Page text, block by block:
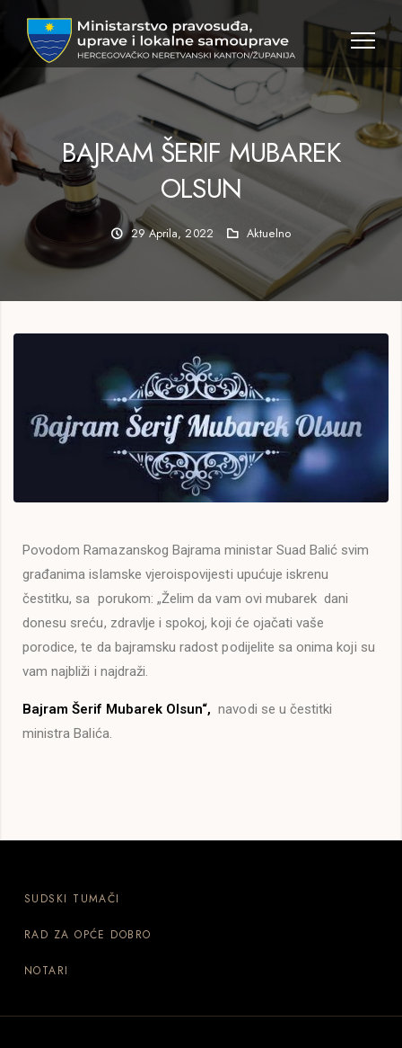
BAJRAM ŠERIF MUBAREK
OLSUN
29 Aprila, 2022 Aktuelno
Povodom Ramazanskog Bajrama ministar Suad Balić svim
građanima islamske vjeroispovijesti upućuje iskrenu
čestitku, sa porukom: „Želim da vam ovi mubarek dani
donesu sreću, zdravlje i spokoj, koji će ojačati vaše
porodice, te da bajramsku radost podijelite sa onima koji su
vam najbliži i najdraži.
Bajram Šerif Mubarek Olsun“, navodi se u čestitki
ministra Balića.
SUDSKI TUMAČI
RAD ZA OPĆE DOBRO
NOTARI